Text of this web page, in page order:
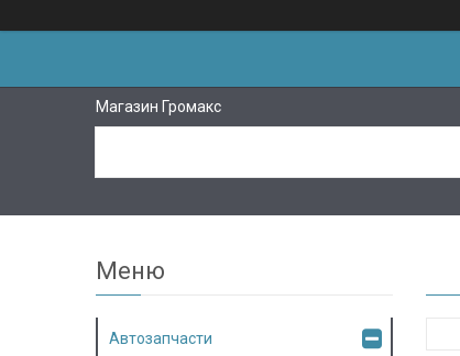
Магазин Громакс
Автозапчасти